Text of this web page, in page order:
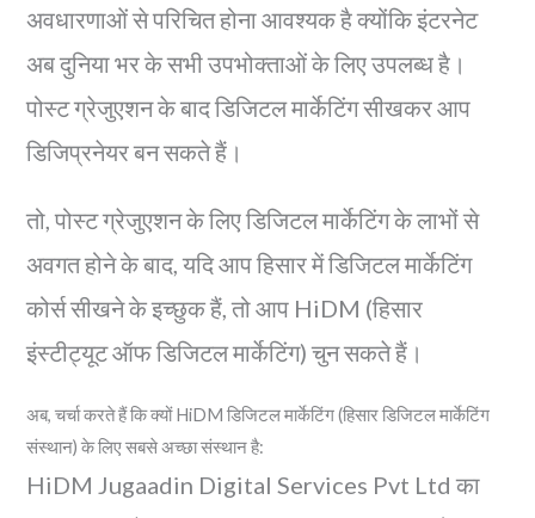
अवधारणाओं से परिचित होना आवश्यक है क्योंकि इंटरनेट
अब दुनिया भर के सभी उपभोक्ताओं के लिए उपलब्ध है।
पोस्ट ग्रेजुएशन के बाद डिजिटल मार्केटिंग सीखकर आप
डिजिप्रनेयर बन सकते हैं।
तो, पोस्ट ग्रेजुएशन के लिए डिजिटल मार्केटिंग के लाभों से
अवगत होने के बाद, यदि आप हिसार में डिजिटल मार्केटिंग
कोर्स सीखने के इच्छुक हैं, तो आप HiDM (हिसार
इंस्टीट्यूट ऑफ डिजिटल मार्केटिंग) चुन सकते हैं।
अब, चर्चा करते हैं कि क्यों HiDM डिजिटल मार्केटिंग (हिसार डिजिटल मार्केटिंग
संस्थान) के लिए सबसे अच्छा संस्थान है:
HiDM Jugaadin Digital Services Pvt Ltd का